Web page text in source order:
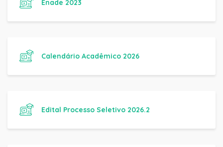
Enade 2023
Calendário Acadêmico 2026
Edital Processo Seletivo 2026.2